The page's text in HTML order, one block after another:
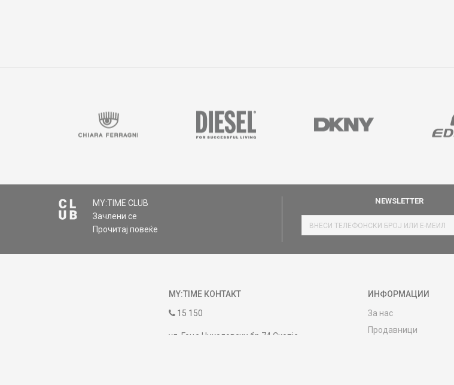
MY:TIME CLUB
Зачлени се
Прочитај повеќе
NEWSLETTER
MY:TIME КОНТАКТ
15 150
ул. Гоце Николовски бр.74 Скопје
ИНФОРМАЦИИ
За нас
Продавници